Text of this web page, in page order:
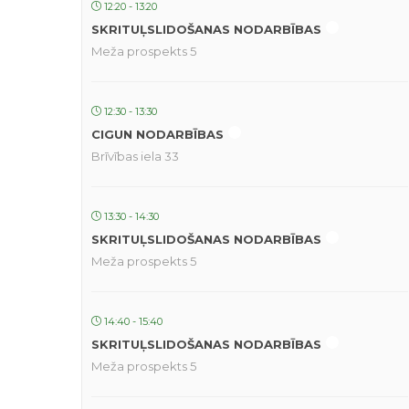
12:20 - 13:20
SKRITUĻSLIDOŠANAS NODARBĪBAS
Meža prospekts 5
12:30 - 13:30
CIGUN NODARBĪBAS
Brīvības iela 33
13:30 - 14:30
SKRITUĻSLIDOŠANAS NODARBĪBAS
Meža prospekts 5
14:40 - 15:40
SKRITUĻSLIDOŠANAS NODARBĪBAS
Meža prospekts 5